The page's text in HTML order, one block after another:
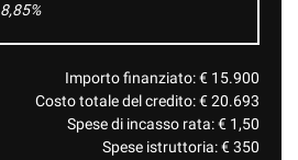
8,85%
Importo finanziato: € 15.900
Costo totale del credito: €20.693
Spese di incasso rata: € 1,50
Spese istruttoria: €350